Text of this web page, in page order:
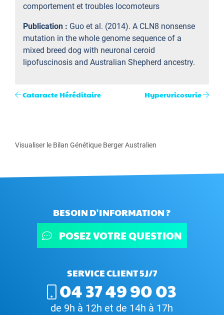
comportement et troubles locomoteurs
Publication : Guo et al. (2014). A CLN8 nonsense
mutation in the whole genome sequence of a
mixed breed dog with neuronal ceroid
lipofuscinosis and Australian Shepherd ancestry.
Cataracte Héréditaire Hyperuricosurie
Visualiser le Bilan Génétique Berger Australien
BESOIN D'INFORMATION ?
POSEZ VOTRE QUESTION
SERVICE CLIENT 5J/7
04 37 49 90 03
de 9h à 12h et de 14h à 17h